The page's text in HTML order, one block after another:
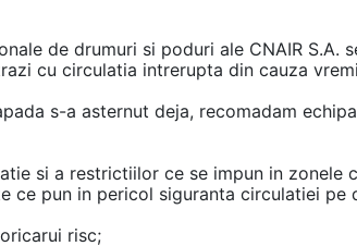
de drumuri si poduri ale CNAIR
cu circulatia intrerupta din cauza
s-a asternut deja, recomadam
si a restrictiilor ce se impun in
ce pun in pericol siguranta circulatiei
risc;